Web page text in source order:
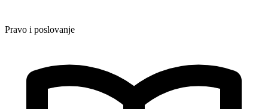
Pravo i poslovanje